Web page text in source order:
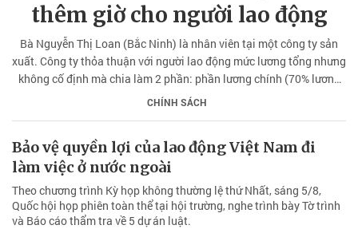
thêm giờ cho người lao động
Bà Nguyễn Thị Loan (Bắc Ninh) là nhân viên tại một công ty sản
xuất. Công ty thỏa thuận với người lao động mức lương tổng nhưng
không cố định mà chia làm 2 phần: phần lương chính (70% lương
tổng), còn lại 30% lương KPI. Mức lương này không cố định mà dựa
CHÍNH SÁCH
Bảo vệ quyền lợi của lao động Việt Nam đi
làm việc ở nước ngoài
Theo chương trình Kỳ họp không thường lệ thứ Nhất, sáng 5/8,
Quốc hội họp phiên toàn thể tại hội trường, nghe trình bày Tờ trình
và Báo cáo thẩm tra về 5 dự án luật.